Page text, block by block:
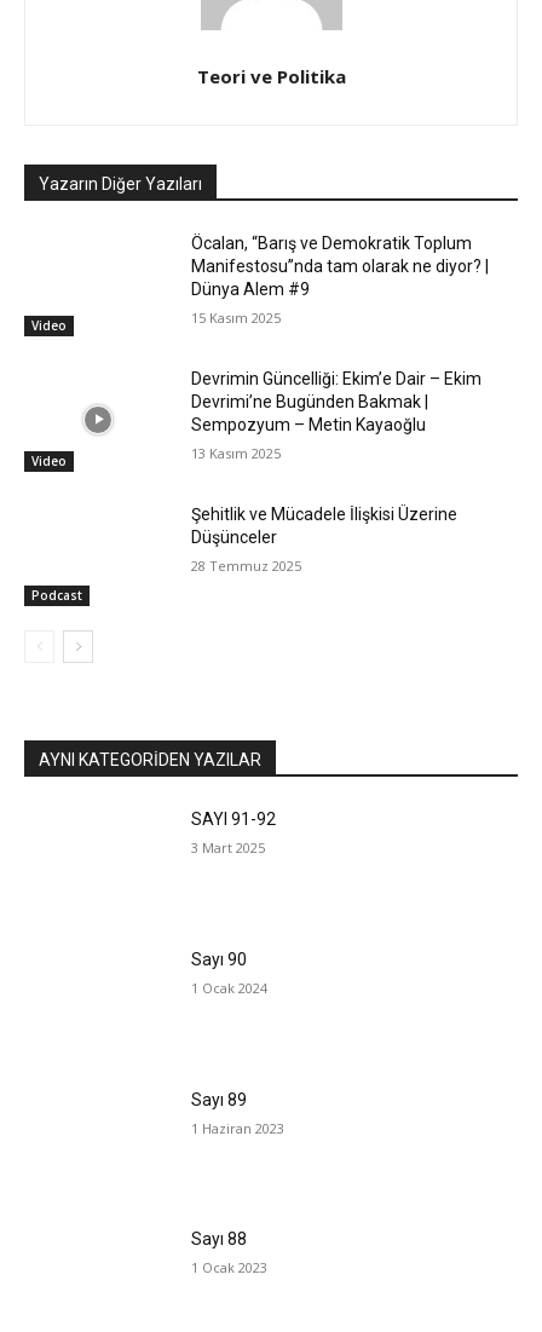
Teori ve Politika
Yazarın Diğer Yazıları
Video
Öcalan, “Barış ve Demokratik Toplum
Manifestosu”nda tam olarak ne diyor? |
Dünya Alem #9
15 Kasım 2025
Video
Devrimin Güncelliği: Ekim’e Dair – Ekim
Devrimi’ne Bugünden Bakmak |
Sempozyum – Metin Kayaoğlu
13 Kasım 2025
Podcast
Şehitlik ve Mücadele İlişkisi Üzerine
Düşünceler
28 Temmuz 2025
AYNI KATEGORIDEN YAZILAR
SAYI 91-92
3 Mart 2025
Sayı 90
1 Ocak 2024
Sayı 89
1 Haziran 2023
Sayı 88
1 Ocak 2023